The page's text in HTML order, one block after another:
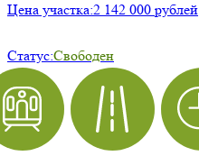
Цена участка:2 142 000 рублей
Статус:Свободен